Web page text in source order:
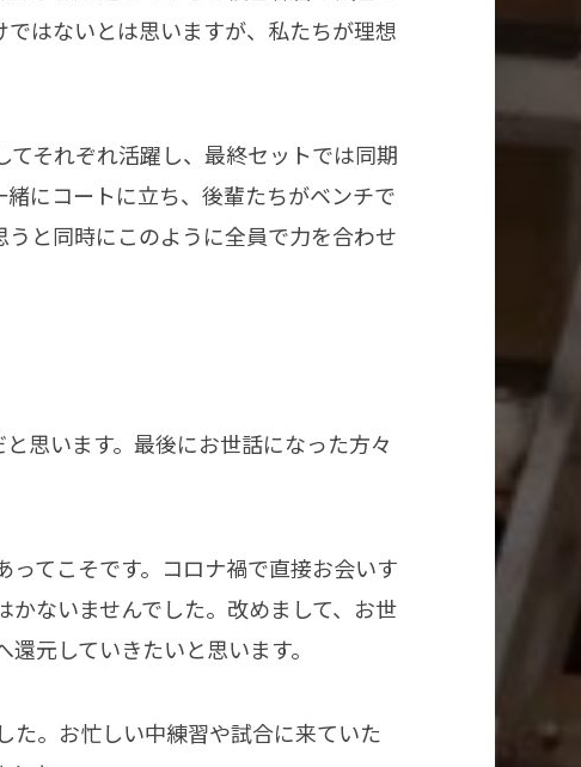
はないとは思いますが、私たちが理想
それぞれ活躍し、最終セットでは同期
にコートに立ち、後輩たちがベンチで
と同時にこのように全員で力を合わせ
思います。最後にお世話になった方々
てこそです。コロナ禍で直接お会いす
ないませんでした。改めまして、お世
元していきたいと思います。
た。お忙しい中練習や試合に来ていた